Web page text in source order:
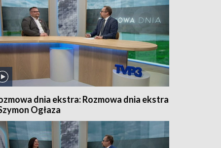
dnia ekstra: Rozmowa dnia ekstra
Ogłaza